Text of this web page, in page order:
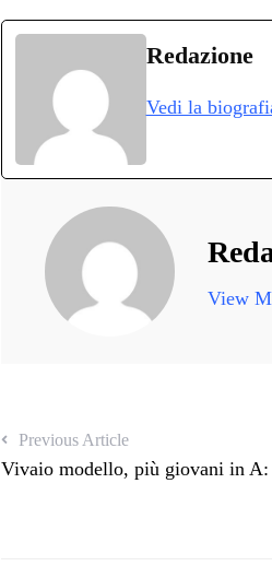
ce
ok
wi
r
ha
ts
pp
le
gr
m
nk
ed
Redazione
Vedi la
View
Previous Article
Vivaio modello, più giovani in A: